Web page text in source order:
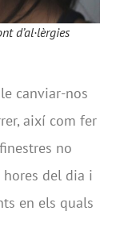
d’al·lèrgies
canviar-nos
així com fer
no
del dia i
en els quals